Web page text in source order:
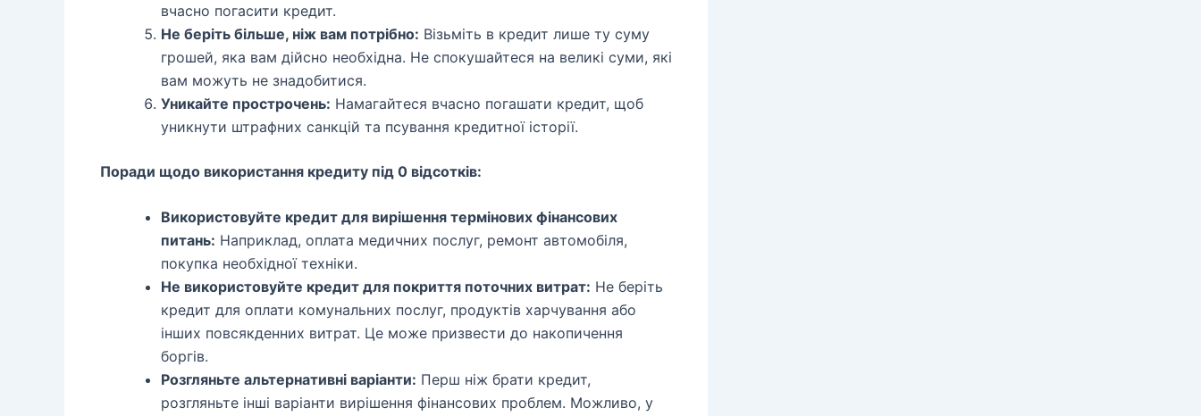
вчасно погасити кредит.
Не беріть більше, ніж вам потрібно: Візьміть в кредит лише ту суму
грошей, яка вам дійсно необхідна. Не спокушайтеся на великі суми, які
вам можуть не знадобитися.
Уникайте прострочень: Намагайтеся вчасно погашати кредит, щоб
уникнути штрафних санкцій та псування кредитної історії.
Поради щодо використання кредиту під 0 відсотків:
Використовуйте кредит для вирішення термінових фінансових
питань: Наприклад, оплата медичних послуг, ремонт автомобіля,
покупка необхідної техніки.
Не використовуйте кредит для покриття поточних витрат: Не беріть
кредит для оплати комунальних послуг, продуктів харчування або
інших повсякденних витрат. Це може призвести до накопичення
боргів.
Розгляньте альтернативні варіанти: Перш ніж брати кредит,
розгляньте інші варіанти вирішення фінансових проблем. Можливо, у